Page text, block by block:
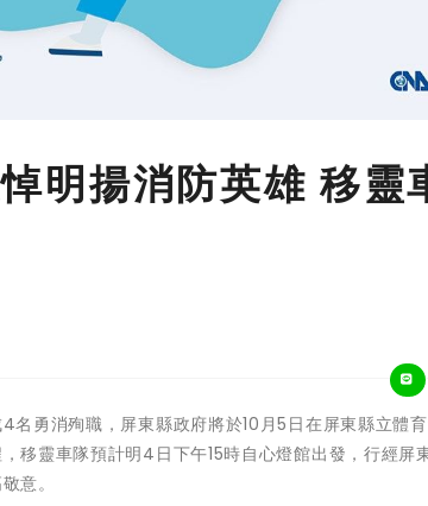
明揚消防英雄 移靈
勇消殉職，屏東縣政府將於10月5日在屏東縣立體
移靈車隊預計明4日下午15時自心燈館出發，行經屏
意。